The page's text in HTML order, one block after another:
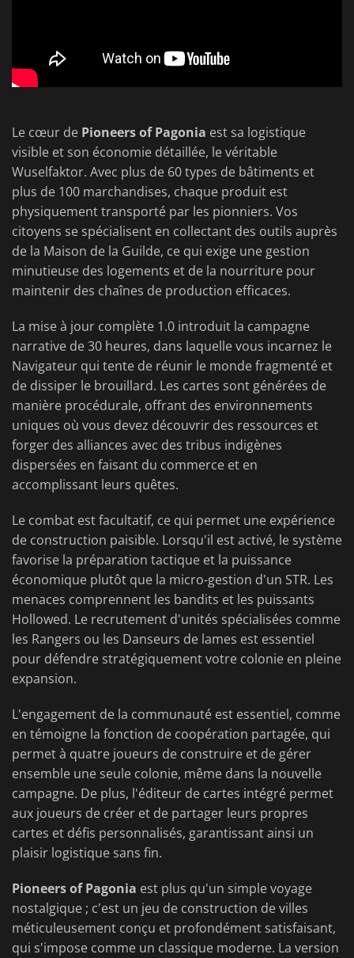
Le cœur de Pioneers of Pagonia est sa logistique
visible et son économie détaillée, le véritable
Wuselfaktor. Avec plus de 60 types de bâtiments et
plus de 100 marchandises, chaque produit est
physiquement transporté par les pionniers. Vos
citoyens se spécialisent en collectant des outils auprès
de la Maison de la Guilde, ce qui exige une gestion
minutieuse des logements et de la nourriture pour
maintenir des chaînes de production efficaces.
La mise à jour complète 1.0 introduit la campagne
narrative de 30 heures, dans laquelle vous incarnez le
Navigateur qui tente de réunir le monde fragmenté et
de dissiper le brouillard. Les cartes sont générées de
manière procédurale, offrant des environnements
uniques où vous devez découvrir des ressources et
forger des alliances avec des tribus indigènes
dispersées en faisant du commerce et en
accomplissant leurs quêtes.
Le combat est facultatif, ce qui permet une expérience
de construction paisible. Lorsqu'il est activé, le système
favorise la préparation tactique et la puissance
économique plutôt que la micro-gestion d'un STR. Les
menaces comprennent les bandits et les puissants
Hollowed. Le recrutement d'unités spécialisées comme
les Rangers ou les Danseurs de lames est essentiel
pour défendre stratégiquement votre colonie en pleine
expansion.
L'engagement de la communauté est essentiel, comme
en témoigne la fonction de coopération partagée, qui
permet à quatre joueurs de construire et de gérer
ensemble une seule colonie, même dans la nouvelle
campagne. De plus, l'éditeur de cartes intégré permet
aux joueurs de créer et de partager leurs propres
cartes et défis personnalisés, garantissant ainsi un
plaisir logistique sans fin.
Pioneers of Pagonia est plus qu'un simple voyage
nostalgique ; c'est un jeu de construction de villes
méticuleusement conçu et profondément satisfaisant,
qui s'impose comme un classique moderne. La version